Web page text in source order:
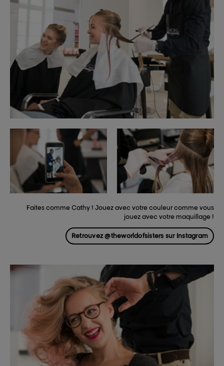
Faites comme Cathy ! Jouez avec votre couleur comme vous
jouez avec votre maquillage !
Retrouvez @theworldofsisters sur Instagram